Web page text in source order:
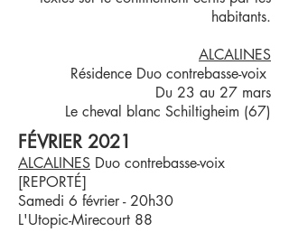
habitants.
ALCALINES
Résidence Duo contrebasse-voix
Du 23 au 27 mars
Le cheval blanc Schiltigheim (67)
FÉVRIER 2021
ALCALINES Duo contrebasse-voix
​[REPORTÉ]
Samedi 6 février - 20h30
L'Utopic-Mirecourt 88